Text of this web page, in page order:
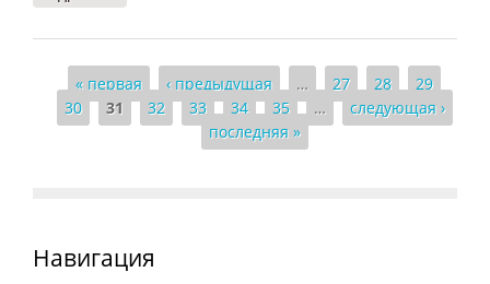
Страницы
« первая ‹ предыдущая … 27 28
29
30
31 32 33 34 35 …
следующая ›
последняя »
Навигация